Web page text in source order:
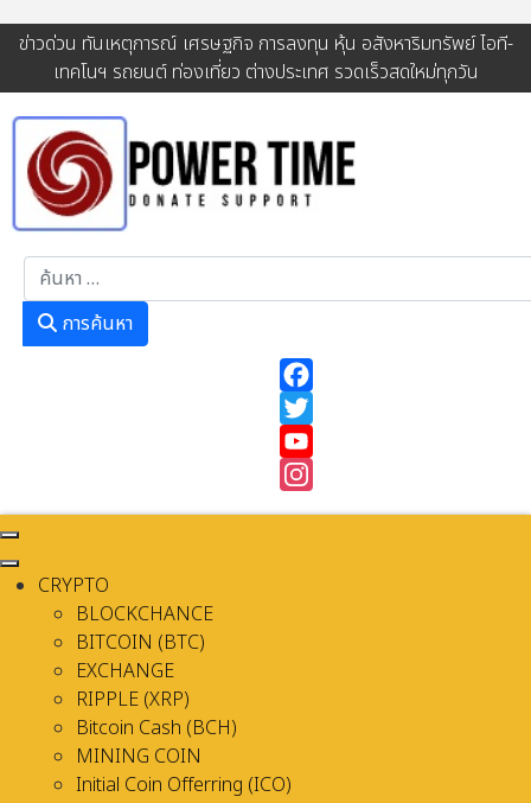
ข่าวด่วน ทันเหตุการณ์ เศรษฐกิจ การลงทุน หุ้น อสังหาริมทรัพย์ ไอที-
เทคโนฯ รถยนต์ ท่องเที่ยว ต่างประเทศ รวดเร็วสดใหม่ทุกวัน
การค้นหา
Instagram
CRYPTO
BLOCKCHANCE
BITCOIN (BTC)
EXCHANGE
RIPPLE (XRP)
Bitcoin Cash (BCH)
MINING COIN
Initial Coin Offerring (ICO)